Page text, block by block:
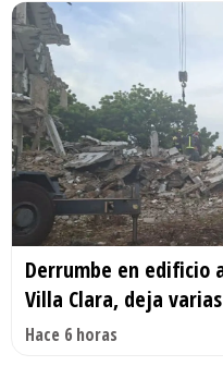
Derrumbe en edificio
Villa Clara, deja
Hace 6 horas